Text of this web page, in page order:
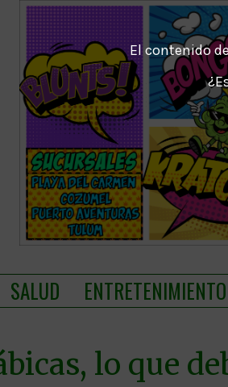
El contenido
SALUD ENTRETENIMIENTO
lo que